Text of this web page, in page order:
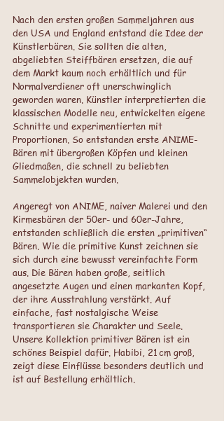
Nach den ersten großen Sammeljahren aus
den USA und England entstand die Idee der
Künstlerbären. Sie sollten die alten,
abgeliebten Steiffbären ersetzen, die auf
dem Markt kaum noch erhältlich und für
Normalverdiener oft unerschwinglich
geworden waren. Künstler interpretierten die
klassischen Modelle neu, entwickelten eigene
Schnitte und experimentierten mit
Proportionen. So entstanden erste ANIME-
Bären mit übergroßen Köpfen und kleinen
Gliedmaßen, die schnell zu beliebten
Sammelobjekten wurden.
Angeregt von ANIME, naiver Malerei und den
Kirmesbären der 50er- und 60er-Jahre,
entstanden schließlich die ersten „primitiven“
Bären. Wie die primitive Kunst zeichnen sie
sich durch eine bewusst vereinfachte Form
aus. Die Bären haben große, seitlich
angesetzte Augen und einen markanten Kopf,
der ihre Ausstrahlung verstärkt. Auf
einfache, fast nostalgische Weise
transportieren sie Charakter und Seele.
Unsere Kollektion primitiver Bären ist ein
schönes Beispiel dafür. Habibi, 21 cm groß,
zeigt diese Einflüsse besonders deutlich und
ist auf Bestellung erhältlich.